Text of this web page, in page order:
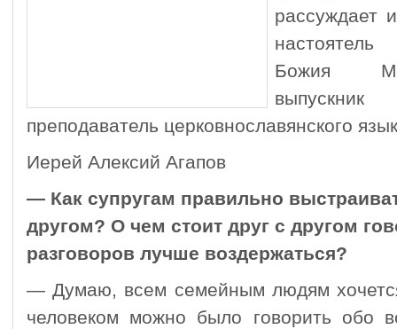
рассуждает
Божия
преподаватель церковнославянского
Иерей Алексий Агапов
— Как супругам правильно
другом? О чем стоит друг с другом
разговоров лучше воздержаться?
— Думаю, всем семейным людям
человеком можно было говорить обо